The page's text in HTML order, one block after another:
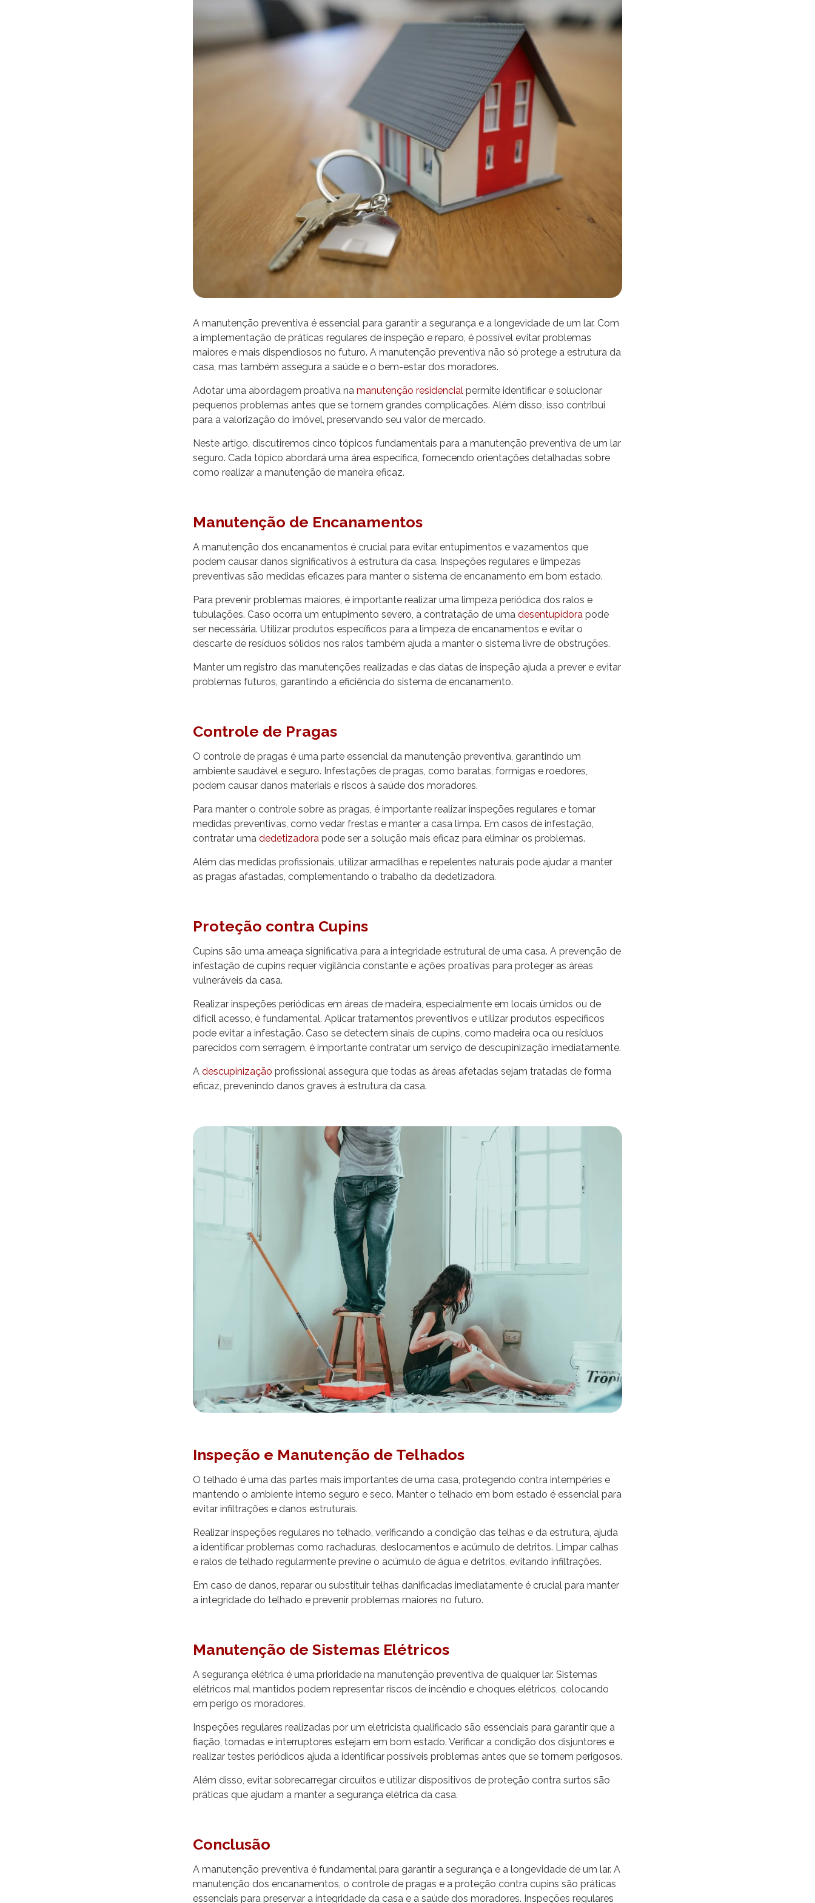
A manutenção preventiva é essencial para garantir a segurança e a longevidade de um lar. Com
a implementação de práticas regulares de inspeção e reparo, é possível evitar problemas
maiores e mais dispendiosos no futuro. A manutenção preventiva não só protege a estrutura da
casa, mas também assegura a saúde e o bem-estar dos moradores.
Adotar uma abordagem proativa na manutenção residencial permite identificar e solucionar
pequenos problemas antes que se tornem grandes complicações. Além disso, isso contribui
para a valorização do imóvel, preservando seu valor de mercado.
Neste artigo, discutiremos cinco tópicos fundamentais para a manutenção preventiva de um lar
seguro. Cada tópico abordará uma área específica, fornecendo orientações detalhadas sobre
como realizar a manutenção de maneira eficaz.
Manutenção de Encanamentos
A manutenção dos encanamentos é crucial para evitar entupimentos e vazamentos que
podem causar danos significativos à estrutura da casa. Inspeções regulares e limpezas
preventivas são medidas eficazes para manter o sistema de encanamento em bom estado.
Para prevenir problemas maiores, é importante realizar uma limpeza periódica dos ralos e
tubulações. Caso ocorra um entupimento severo, a contratação de uma desentupidora pode
ser necessária. Utilizar produtos específicos para a limpeza de encanamentos e evitar o
descarte de resíduos sólidos nos ralos também ajuda a manter o sistema livre de obstruções.
Manter um registro das manutenções realizadas e das datas de inspeção ajuda a prever e evitar
problemas futuros, garantindo a eficiência do sistema de encanamento.
Controle de Pragas
O controle de pragas é uma parte essencial da manutenção preventiva, garantindo um
ambiente saudável e seguro. Infestações de pragas, como baratas, formigas e roedores,
podem causar danos materiais e riscos à saúde dos moradores.
Para manter o controle sobre as pragas, é importante realizar inspeções regulares e tomar
medidas preventivas, como vedar frestas e manter a casa limpa. Em casos de infestação,
contratar uma dedetizadora pode ser a solução mais eficaz para eliminar os problemas.
Além das medidas profissionais, utilizar armadilhas e repelentes naturais pode ajudar a manter
as pragas afastadas, complementando o trabalho da dedetizadora.
Proteção contra Cupins
Cupins são uma ameaça significativa para a integridade estrutural de uma casa. A prevenção de
infestação de cupins requer vigilância constante e ações proativas para proteger as áreas
vulneráveis da casa.
Realizar inspeções periódicas em áreas de madeira, especialmente em locais úmidos ou de
difícil acesso, é fundamental. Aplicar tratamentos preventivos e utilizar produtos específicos
pode evitar a infestação. Caso se detectem sinais de cupins, como madeira oca ou resíduos
parecidos com serragem, é importante contratar um serviço de descupinização imediatamente.
A descupinização profissional assegura que todas as áreas afetadas sejam tratadas de forma
eficaz, prevenindo danos graves à estrutura da casa.
Inspeção e Manutenção de Telhados
O telhado é uma das partes mais importantes de uma casa, protegendo contra intempéries e
mantendo o ambiente interno seguro e seco. Manter o telhado em bom estado é essencial para
evitar infiltrações e danos estruturais.
Realizar inspeções regulares no telhado, verificando a condição das telhas e da estrutura, ajuda
a identificar problemas como rachaduras, deslocamentos e acúmulo de detritos. Limpar calhas
e ralos de telhado regularmente previne o acúmulo de água e detritos, evitando infiltrações.
Em caso de danos, reparar ou substituir telhas danificadas imediatamente é crucial para manter
a integridade do telhado e prevenir problemas maiores no futuro.
Manutenção de Sistemas Elétricos
A segurança elétrica é uma prioridade na manutenção preventiva de qualquer lar. Sistemas
elétricos mal mantidos podem representar riscos de incêndio e choques elétricos, colocando
em perigo os moradores.
Inspeções regulares realizadas por um eletricista qualificado são essenciais para garantir que a
fiação, tomadas e interruptores estejam em bom estado. Verificar a condição dos disjuntores e
realizar testes periódicos ajuda a identificar possíveis problemas antes que se tornem perigosos.
Além disso, evitar sobrecarregar circuitos e utilizar dispositivos de proteção contra surtos são
práticas que ajudam a manter a segurança elétrica da casa.
Conclusão
A manutenção preventiva é fundamental para garantir a segurança e a longevidade de um lar. A
manutenção dos encanamentos, o controle de pragas e a proteção contra cupins são práticas
essenciais para preservar a integridade da casa e a saúde dos moradores. Inspeções regulares